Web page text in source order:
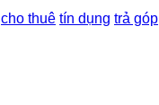
cho thuê tín dụng trả góp